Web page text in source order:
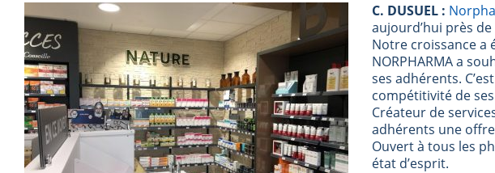
C. DUSUEL :
aujourd’hui près
Notre croissance a
NORPHARMA a
ses adhérents.
compétitivité de
Créateur de
adhérents une
Ouvert à tous les
état d’esprit.